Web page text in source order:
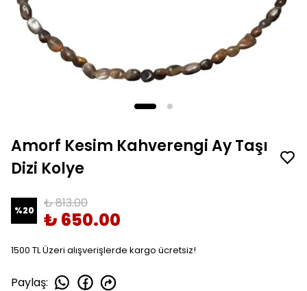
Amorf Kesim Kahverengi Ay Taşı
Dizi Kolye
%20 ₺ 813.00
₺ 650.00
1500 TL Üzeri alışverişlerde kargo ücretsiz!
Paylaş: